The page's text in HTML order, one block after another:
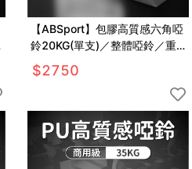
【ABSport】包膠高質感六角啞
鈴20KG(單支)／整體啞鈴／重
量啞鈴／重量訓練
$2750